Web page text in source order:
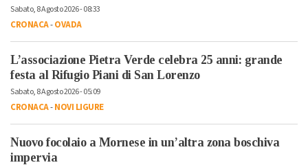
Sabato, 8 Agosto 2026 - 08:33
CRONACA-OVADA
L’associazione Pietra Verde celebra 25 anni: grande
festa al Rifugio Piani di San Lorenzo
Sabato, 8 Agosto 2026 - 05:09
CRONACA-NOVI LIGURE
Nuovo focolaio a Mornese in un’altra zona boschiva
impervia